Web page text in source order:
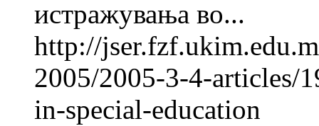
истражувања во...
http://
2005/2005-3-4-articles/
in-special-education